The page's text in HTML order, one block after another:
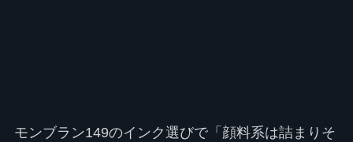
モンブラン149のインク選びで「顔料系は詰まりそ